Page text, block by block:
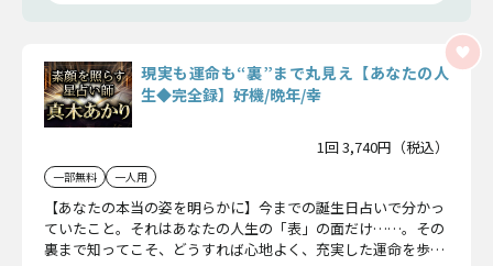
現実も運命も“裏”まで丸見え【あなたの人
生◆完全録】好機/晩年/幸
1回 3,740円（税込）
一部無料 一人用
【あなたの本当の姿を明らかに】今までの誕生日占いで分かっ
ていたこと。それはあなたの人生の「表」の面だけ……。その
裏まで知ってこそ、どうすれば心地よく、充実した運命を歩め